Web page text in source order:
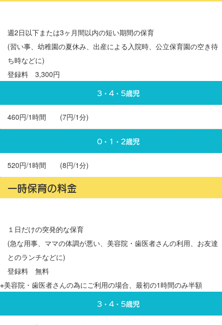
週2日以下または3ヶ月間以内の短い期間の保育
(習い事、幼稚園の夏休み、出産による入院時、公立保育園の空き待
ち時などに)
登録料 3,300円
3・4・5歳児
460円/1時間 (7円/1分)
0・1・2歳児
520円/1時間 (8円/1分)
一時保育の料金
１日だけの突発的な保育
(急な用事、ママの体調が悪い、美容院・歯医者さんの利用、お友達
とのランチなどに)
登録料 無料
※美容院・歯医者さんの為にご利用の場合、最初の1時間のみ半額
3・4・5歳児